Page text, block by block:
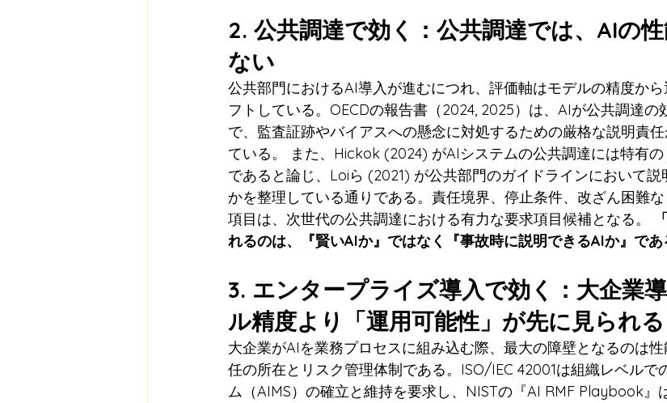
2. 公共調達で効く：公共調達では、AIの
ない
公共部門におけるAI導入が進むにつれ、評価軸はモデルの精度か
フトしている。OECDの報告書（2024, 2025）は、AIが公共調達の
で、監査証跡やバイアスへの懸念に対処するための厳格な説明責
ている。 また、Hickok (2024) がAIシステムの公共調達には特有
であると論じ、Loiら (2021) が公共部門のガイドラインにおいて
かを整理している通りである。責任境界、停止条件、改ざん困難
項目は、次世代の公共調達における有力な要求項目候補となる。
れるのは、『賢いAIか』ではなく『事故時に説明できるAIか』であ
3. エンタープライズ導入で効く：大企業
ル精度より「運用可能性」が先に見られる
大企業がAIを業務プロセスに組み込む際、最大の障壁となるのは
任の所在とリスク管理体制である。ISO/IEC 42001は組織レベルで
ム（AIMS）の確立と維持を要求し、NISTの『AI RMF Playbook』